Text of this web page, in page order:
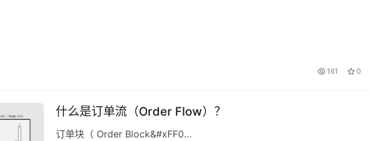
161 0
什么是订单流（Order Flow）？
订单块（ Order Block&#xFF0…